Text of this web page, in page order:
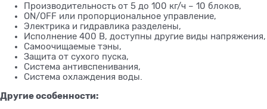
Производительность от 5 до 100 кг/ч – 10 блоков,
ON/OFF или пропорциональное управление,
Электрика и гидравлика разделены,
Исполнение 400 В, доступны другие виды напряжения,
Самоочищаемые тэны,
Защита от сухого пуска,
Система антивспенивания,
Система охлаждения воды.
Другие особенности: